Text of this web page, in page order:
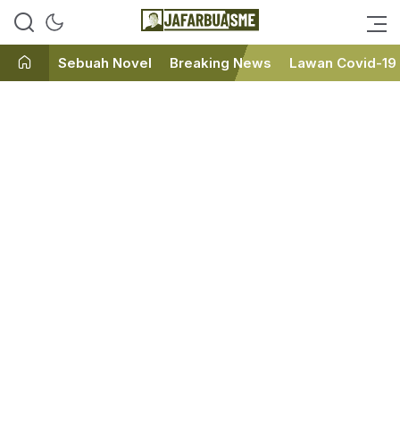
JafarBua
Ini bukan Media Online, Ini
Sebuah Novel Breaking News Lawan Covid-19